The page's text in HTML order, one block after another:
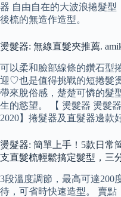
器 自由自在的大波浪捲髮
後梳的無造作造型。
燙髮器: 無線直髮夾推薦.
可以柔和臉部線條的鑽石型
迎♡也是值得挑戰的短捲髮
帶來脫俗感，楚楚可憐的髮
生的慾望。 【 燙髮器 燙髮
2020】捲髮器及直髮器邊款
燙髮器: 簡單上手！5款日常
支直髮梳輕鬆搞定髮型，三
3段溫度調節，最高可達200
待，可省時快速造型。 賣點